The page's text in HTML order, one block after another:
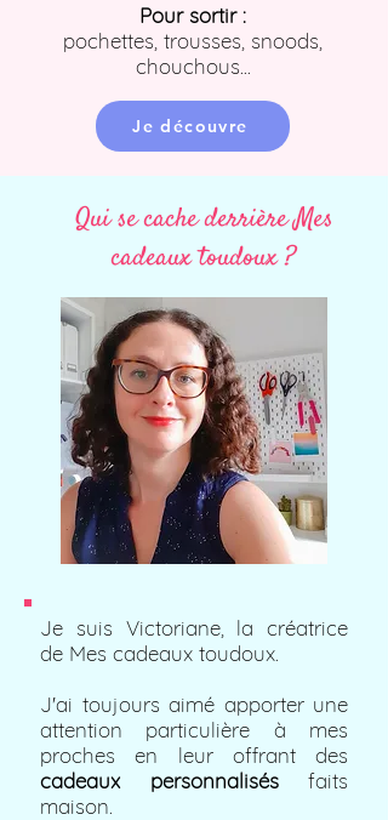
Pour sortir :
pochettes, trousses, snoods,
chouchous...
Je découvre
Qui se cache derrière Mes
cadeaux toudoux ?
Je suis Victoriane, la créatrice
de Mes cadeaux toudoux.
J'ai toujours aimé apporter une
attention particulière à mes
proches en leur offrant des
cadeaux personnalisésfaits
maison.